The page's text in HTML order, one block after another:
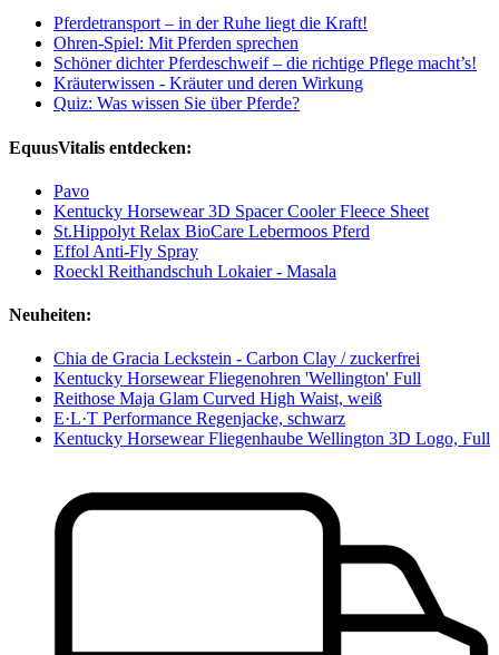
Pferdetransport – in der Ruhe liegt die Kraft!
Ohren-Spiel: Mit Pferden sprechen
Schöner dichter Pferdeschweif – die richtige Pflege macht’s!
Kräuterwissen - Kräuter und deren Wirkung
Quiz: Was wissen Sie über Pferde?
EquusVitalis entdecken:
Pavo
Kentucky Horsewear 3D Spacer Cooler Fleece Sheet
St.Hippolyt Relax BioCare Lebermoos Pferd
Effol Anti-Fly Spray
Roeckl Reithandschuh Lokaier - Masala
Neuheiten:
Chia de Gracia Leckstein - Carbon Clay / zuckerfrei
Kentucky Horsewear Fliegenohren 'Wellington' Full
Reithose Maja Glam Curved High Waist, weiß
E·L·T Performance Regenjacke, schwarz
Kentucky Horsewear Fliegenhaube Wellington 3D Logo, Full